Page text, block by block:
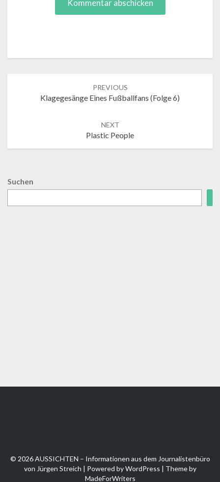
PREVIOUS
Klagegesänge Eines Fußballfans (Folge 6)
NEXT
Plastic People
Suchen
© 2026 AUSSICHTEN – Informationen aus dem Journalistenbüro
von Jürgen Streich | Powered byWordPress | Theme by
MadeForWriters